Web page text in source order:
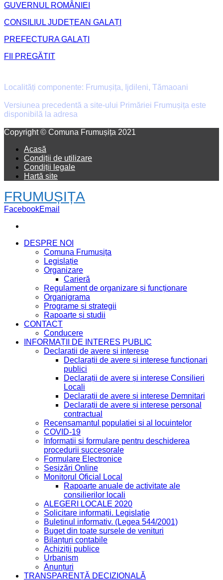
GUVERNUL ROMÂNIEI
CONSILIUL JUDEȚEAN GALAȚI
PREFECTURA GALAȚI
FII PREGĂTIT
Localități componente: Frumușița, Ijdileni, Tămaoani
Versiunea precedentă a site-ului Primăriei Frumușița este
disponibilă la adresa
Copyright © Comuna Frumușița 2021
Acasă
Condiții de utilizare
Condiții legale
Hartă site
FRUMUȘIȚA
FacebookEmail
DESPRE NOI
Comuna Frumușița
Legislație
Organizare
Carieră
Regulament de organizare și funcționare
Organigrama
Programe și strategii
Rapoarte și studii
CONTACT
Conducere
INFORMAȚII DE INTERES PUBLIC
Declaratii de avere si interese
Declarații de avere și interese funcționari
publici
Declarații de avere și interese Consilieri
Locali
Declarații de avere și interese Demnitari
Declarații de avere și interese personal
contractual
Recensamantul populatiei si al locuintelor
COVID-19
Informatii si formulare pentru deschiderea
procedurii succesorale
Formulare Electronice
Sesizări Online
Monitorul Oficial Local
Rapoarte anuale de activitate ale
consilierilor locali
ALEGERI LOCALE 2020
Solicitare informații. Legislație
Buletinul informativ. (Legea 544/2001)
Buget din toate sursele de venituri
Bilanțuri contabile
Achiziții publice
Urbanism
Anunțuri
TRANSPARENȚĂ DECIZIONALĂ